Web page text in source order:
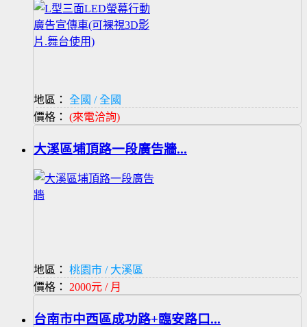
地區：
全國 / 全國
價格： (來電洽詢)
大溪區埔頂路一段廣告牆...
地區：
桃園市 / 大溪區
價格： 2000元 / 月
台南市中西區成功路+臨安路口...